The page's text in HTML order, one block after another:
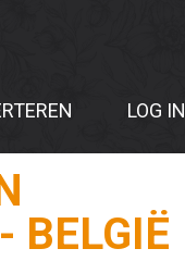
LOG IN
BELGIË